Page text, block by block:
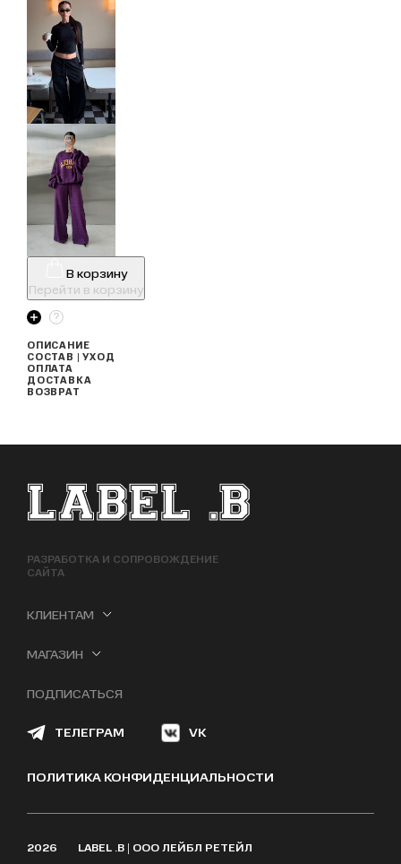
В корзину
Перейти в корзину
ОПИСАНИЕ
СОСТАВ | УХОД
ОПЛАТА
ДОСТАВКА
ВОЗВРАТ
ФУТЕР САЙТА
РАЗРАБОТКА И СОПРОВОЖДЕНИЕ
САЙТА
КЛИЕНТАМ
МАГАЗИН
ПОДПИСАТЬСЯ
ТЕЛЕГРАМ VK
2026 LABEL .B | ООО ЛЕЙБЛ РЕТЕЙЛ
ПОЛИТИКА КОНФИДЕНЦИАЛЬНОСТИ